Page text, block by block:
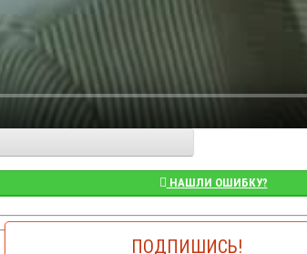
НАШЛИ ОШИБКУ?
ПОДПИШИСЬ!